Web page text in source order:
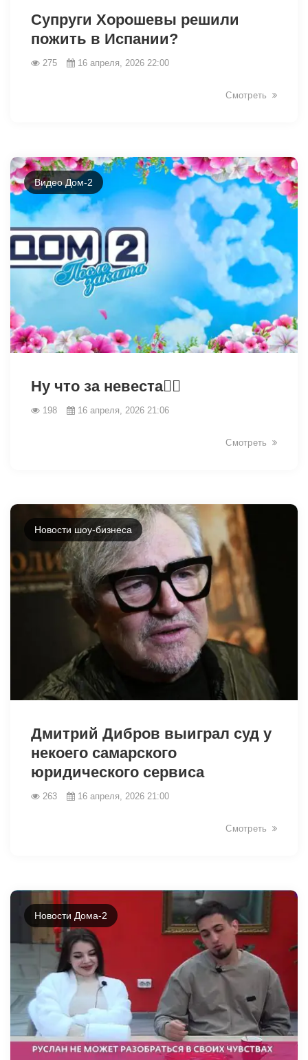
Супруги Хорошевы решили
пожить в Испании?
275 16 апреля, 2026 22:00
Смотреть
Видео Дом-2
Ну что за невеста👰‍♀️
198 16 апреля, 2026 21:06
Смотреть
Новости шоу-бизнеса
Дмитрий Дибров выиграл суд у
некоего самарского
юридического сервиса
263 16 апреля, 2026 21:00
Смотреть
Новости Дома-2